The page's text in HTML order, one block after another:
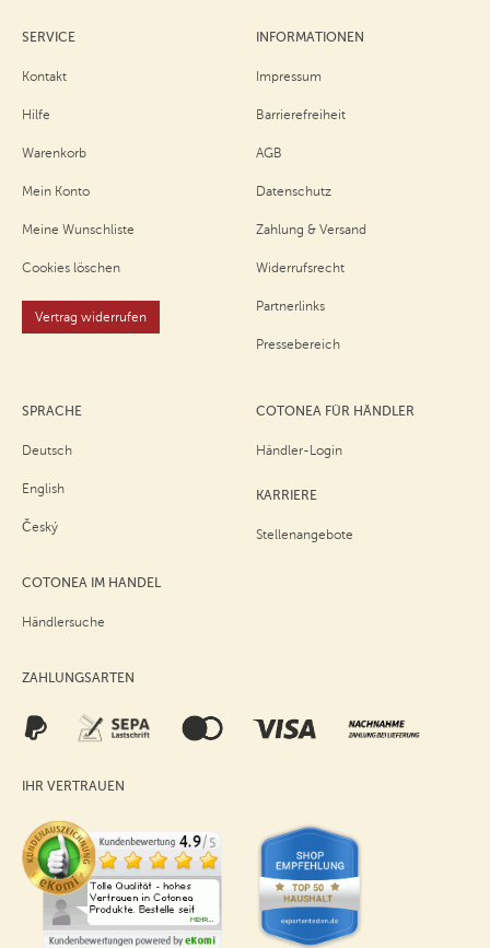
SERVICE
Kontakt
Hilfe
Warenkorb
Mein Konto
Meine Wunschliste
Cookies löschen
Vertrag widerrufen
INFORMATIONEN
Impressum
Barrierefreiheit
AGB
Datenschutz
Zahlung & Versand
Widerrufsrecht
Partnerlinks
Pressebereich
SPRACHE
Deutsch
English
Český
COTONEA IM HANDEL
Händlersuche
COTONEA FÜR HÄNDLER
Händler-Login
KARRIERE
Stellenangebote
ZAHLUNGSARTEN
IHR VERTRAUEN